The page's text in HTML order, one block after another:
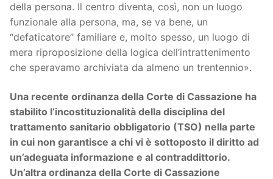
della persona. Il centro diventa, così, non un luogo
funzionale alla persona, ma, se va bene, un
“defaticatore” familiare e, molto spesso, un luogo di
mera riproposizione della logica dell’intrattenimento
che speravamo archiviata da almeno un trentennio».
Una recente ordinanza della Corte di Cassazione ha
stabilito l’incostituzionalità della disciplina del
trattamento sanitario obbligatorio (TSO) nella parte
in cui non garantisce a chi vi è sottoposto il diritto ad
un’adeguata informazione e al contraddittorio.
Un’altra ordinanza della Corte di Cassazione